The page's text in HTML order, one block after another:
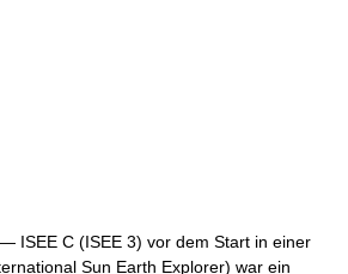
— ISEE C (ISEE 3) vor dem Start in einer
Sun Earth Explorer) war ein